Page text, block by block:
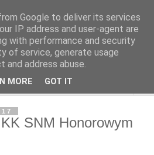
SNM Honorowym
Google to deliver its services
IP address and user-agent are
with performance and security
of service, generate usage
address abuse.
MORE GOT IT